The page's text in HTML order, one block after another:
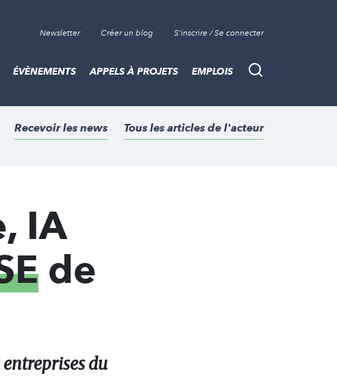
Newsletter Créer un blog S'inscrire / Se connecter
Recherche
ÉVÈNEMENTS APPELS À PROJETS EMPLOIS
Recevoir les news Tous les articles de l'acteur
IA
de
entreprises du